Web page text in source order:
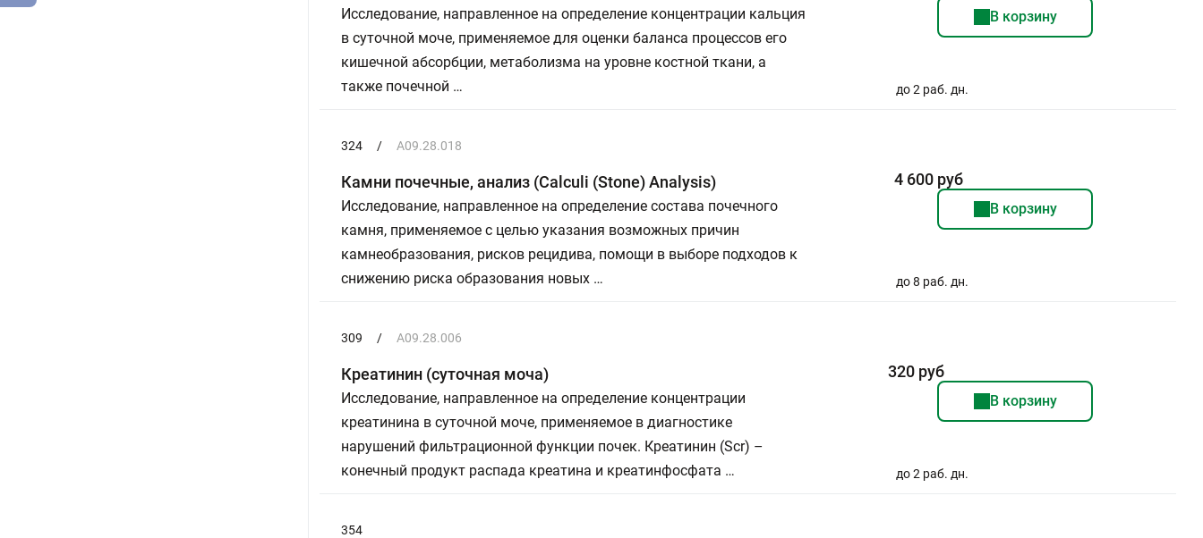
Исследование, направленное на определение концентрации кальция
в суточной моче, применяемое для оценки баланса процессов его
кишечной абсорбции, метаболизма на уровне костной ткани, а
также почечной …
В корзину
до 2 раб. дн.
324 / A09.28.018
Камни почечные, анализ (Calculi (Stone) Analysis)
Исследование, направленное на определение состава почечного
камня, применяемое с целью указания возможных причин
камнеобразования, рисков рецидива, помощи в выборе подходов к
снижению риска образования новых …
4 600 руб
В корзину
до 8 раб. дн.
309 / A09.28.006
Креатинин (суточная моча)
Исследование, направленное на определение концентрации
креатинина в суточной моче, применяемое в диагностике
нарушений фильтрационной функции почек. Креатинин (Scr) –
конечный продукт распада креатина и креатинфосфата …
320 руб
В корзину
до 2 раб. дн.
354